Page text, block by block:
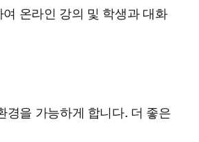
경을 가능하게 합니다. 더 좋은